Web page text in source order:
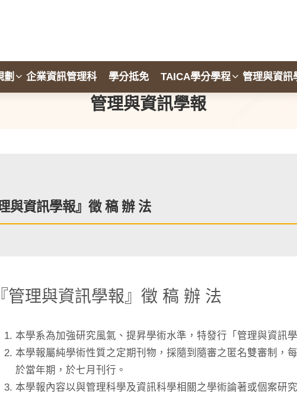
劃 企業資訊管理科 學分抵免 TAICA學分學程 管理與資訊
管理與資訊學報
理與資訊學報』徵 稿 辦 法
『管理與資訊學報』徵 稿 辦 法
本學系為加強研究風氣、提昇學術水準，特發行「管理與資訊
本學報屬純學術性質之定期刊物，採隨到隨審之匿名雙審制，
於當年期，於七月刊行。
本學報內容以與管理科學及資訊科學相關之學術論著或個案研究